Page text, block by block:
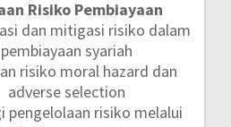
Risiko Pembiayaan
dan mitigasi risiko dalam
pembiayaan syariah
risiko moral hazard dan
adverse selection
pengelolaan risiko melalui